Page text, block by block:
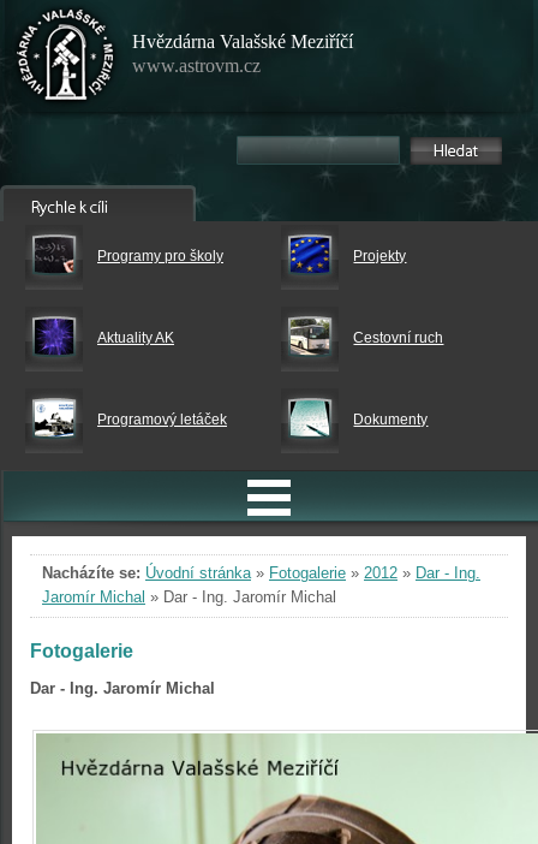
Hvězdárna Valašské Meziříčí
www.astrovm.cz
Programy pro školy Projekty
Aktuality AK Cestovní ruch
Programový letáček Dokumenty
Nacházíte se: Úvodní stránka» Fotogalerie » 2012 » Dar - Ing.
Jaromír Michal » Dar - Ing. Jaromír Michal
Fotogalerie
Dar - Ing. Jaromír Michal